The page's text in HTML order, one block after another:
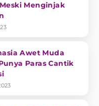
Menginjak
Awet Muda
Paras Cantik